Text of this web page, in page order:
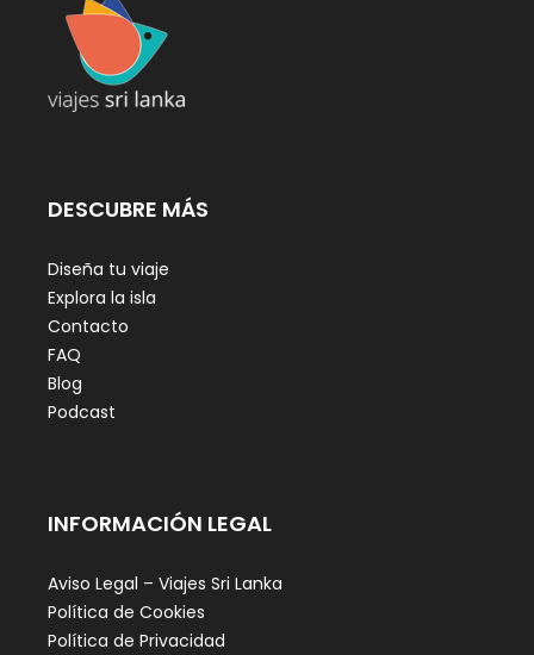
DESCUBRE MÁS
Diseña tu viaje
Explora la isla
Contacto
FAQ
Blog
Podcast
INFORMACIÓN LEGAL
Aviso Legal – Viajes Sri Lanka
Política de Cookies
Política de Privacidad